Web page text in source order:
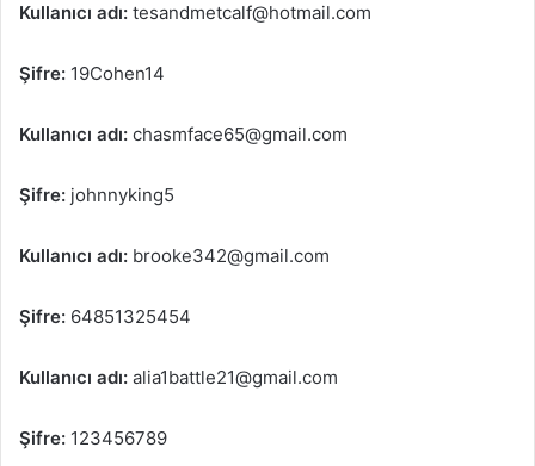
Kullanıcı adı: tesandmetcalf@hotmail.com
Şifre: 19Cohen14
Kullanıcı adı: chasmface65@gmail.com
Şifre: johnnyking5
Kullanıcı adı: brooke342@gmail.com
Şifre: 64851325454
Kullanıcı adı: alia1battle21@gmail.com
Şifre: 123456789